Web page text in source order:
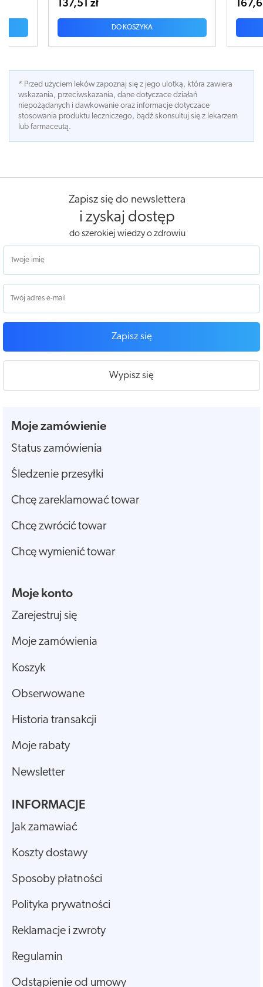
137,51 zł
DO KOSZYKA
* Przed użyciem leków zapoznaj się z jego ulotką, która zawiera
wskazania, przeciwskazania, dane dotyczace działań
niepożądanych i dawkowanie oraz informacje dotyczace
stosowania produktu leczniczego, bądź skonsultuj się z lekarzem
lub farmaceutą.
Zapisz się do newslettera
i zyskaj dostęp
do szerokiej wiedzy o zdrowiu
Zapisz się
Wypisz się
Moje zamówienie
Status zamówienia
Śledzenie przesyłki
Chcę zareklamować towar
Chcę zwrócić towar
Chcę wymienić towar
Moje konto
Zarejestruj się
Moje zamówienia
Koszyk
Obserwowane
Historia transakcji
Moje rabaty
Newsletter
INFORMACJE
Jak zamawiać
Koszty dostawy
Sposoby płatności
Polityka prywatności
Reklamacje i zwroty
Regulamin
Odstąpienie od umowy